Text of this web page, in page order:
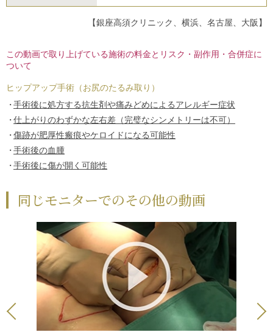
【銀座高須クリニック、横浜、名古屋、大阪】
この動画で取り上げている施術の料金とリスク・副作用・合併症に
ついて
ヒップアップ手術（お尻のたるみ取り）
手術後に処方する抗生剤や痛みどめによるアレルギー症状
仕上がりのわずかな左右差（完璧なシンメトリーは不可）
傷跡が肥厚性瘢痕やケロイドになる可能性
手術後の血腫
手術後に傷が開く可能性
同じモニターでのその他の動画